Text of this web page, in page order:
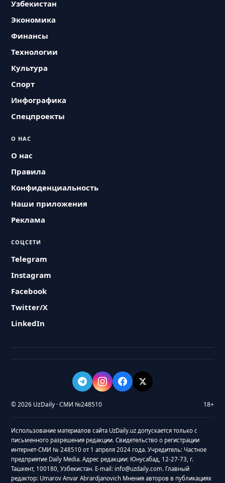
Узбекистан
Экономика
Финансы
Технологии
Культура
Спорт
Инфографика
Спецпроекты
О НАС
О нас
Правила
Конфиденциальность
Наши приложения
Реклама
СОЦСЕТИ
Telegram
Instagram
Facebook
Twitter/X
LinkedIn
© 2026 UzDaily · СМИ №248510 18+
Использование материалов сайта UzDaily.uz допускается только с
письменного разрешения редакции. Свидетельство о регистрации
интернет-СМИ № 248510 от 1 апреля 2024 года. Учредитель: Частное
предприятие Daily Media. Адрес редакции: Юнусабад, 12-27-73, г.
Ташкент, 100180, Узбекистан. E-mail: info@uzdaily.com. Главный
редактор: Umarov Anvar Abrardjanovich Мнения авторов в публикациях